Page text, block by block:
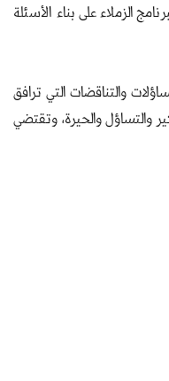
الزملاء على بناء الأسئلة
والتناقضات التي ترافق
والتساؤل والحيرة، وتقتضي